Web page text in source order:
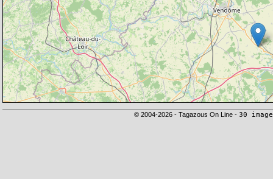
© 2004-2026 - Tagazous On Line - 30